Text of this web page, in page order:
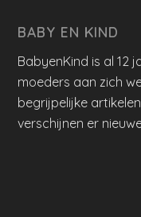
BABY EN KIND
BabyenKind is al 12
moeders aan zich
begrijpelijke
verschijnen er